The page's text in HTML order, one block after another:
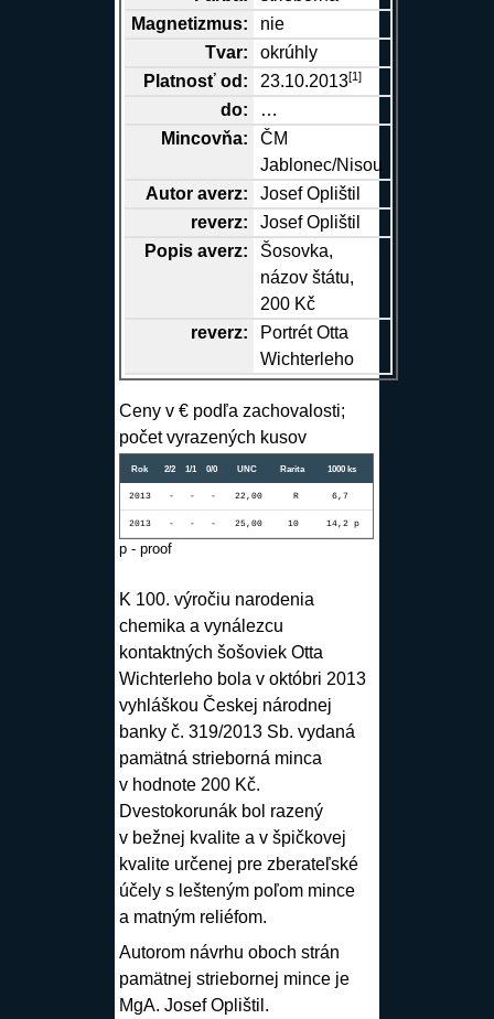
Magnetizmus:
nie
Tvar:
okrúhly
Platnosť od:
23.10.2013[1]
do:
…
Mincovňa:
ČM
Jablonec/Nisou
Autor averz:
Josef Oplištil
reverz:
Josef Oplištil
Popis averz:
Šosovka,
názov štátu,
200 Kč
reverz:
Portrét Otta
Wichterleho
Ceny v € podľa zachovalosti;
počet vyrazených kusov
Rok 2/2 1/1 0/0 UNC Rarita 1000 ks
2013 - - - 22,00 R 6,7
2013 - - - 25,00 10 14,2 p
p - proof
K 100. výročiu narodenia
chemika a vynálezcu
kontaktných šošoviek Otta
Wichterleho bola v októbri 2013
vyhláškou Českej národnej
banky č. 319/2013 Sb. vydaná
pamätná strieborná minca
v hodnote 200 Kč.
Dvestokorunák bol razený
v bežnej kvalite a v špičkovej
kvalite určenej pre zberateľské
účely s lešteným poľom mince
a matným reliéfom.
Autorom návrhu oboch strán
pamätnej striebornej mince je
MgA. Josef Oplištil .